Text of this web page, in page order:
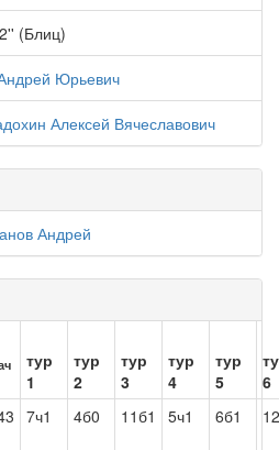
(Блиц)
Юрьевич
Алексей Вячеславович
Андрей
тур
1
тур
2
тур
3
тур
4
тур
5
6
7ч1 4б0 11б1 5ч1 6б1